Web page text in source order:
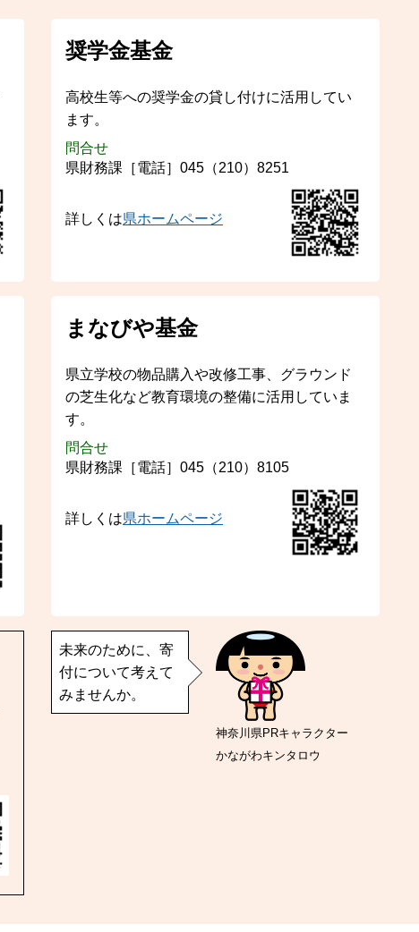
奨学金基金
高校生等への奨学金の貸し付けに活用してい
ます。
問合せ
県財務課［電話］045（210）8251
詳しくは県ホームページ
まなびや基金
県立学校の物品購入や改修工事、グラウンド
の芝生化など教育環境の整備に活用していま
す。
問合せ
県財務課［電話］045（210）8105
詳しくは県ホームページ
未来のために、寄
付について考えて
みませんか。
神奈川県PRキャラクター
かながわキンタロウ